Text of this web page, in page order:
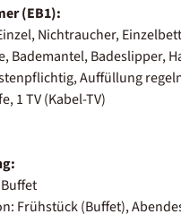
(EB1):
Nichtraucher,
Bademantel, Badeslipper,
Auffüllung
1 TV (Kabel-TV)
Frühstück (Buffet),